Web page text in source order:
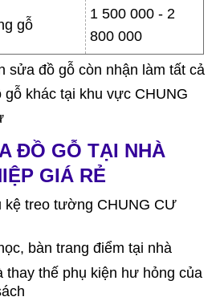
gỗ
1 500 000 - 2
800 000
sửa đồ gỗ còn nhận làm tất cả
khác tại khu vực CHUNG
ĐỒ GỖ TẠI NHÀ
GIÁ RẺ
kệ treo tường CHUNG CƯ
bàn trang điểm tại nhà
thế phụ kiện hư hỏng của